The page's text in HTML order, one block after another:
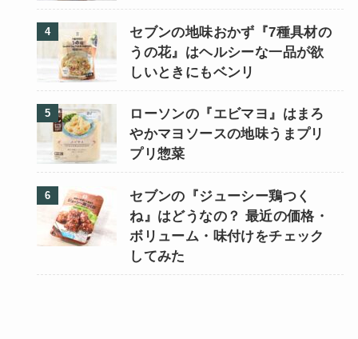
セブンの地味おかず『7種具材の
うの花』はヘルシーな一品が欲
しいときにもベンリ
ローソンの『エビマヨ』はまろ
やかマヨソースの地味うまプリ
プリ惣菜
セブンの『ジューシー鶏つく
ね』はどうなの？ 最近の価格・
ボリューム・味付けをチェック
してみた